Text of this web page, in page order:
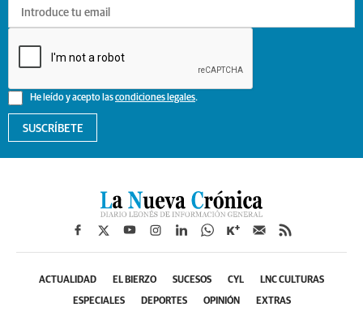
He leído y acepto lascondiciones legales.
SUSCRÍBETE
ACTUALIDAD EL BIERZO SUCESOS CYL LNC CULTURAS
ESPECIALES DEPORTES OPINIÓN EXTRAS